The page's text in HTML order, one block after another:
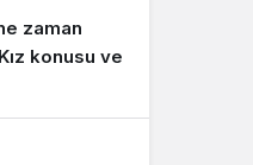
zaman
konusu ve